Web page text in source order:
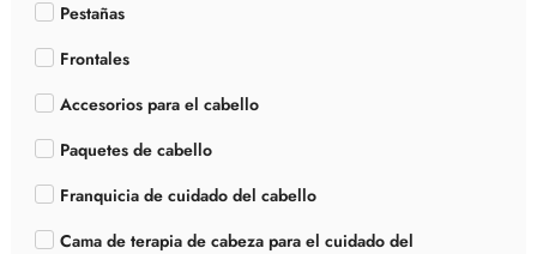
Pestañas
Frontales
Accesorios para el cabello
Paquetes de cabello
Franquicia de cuidado del cabello
Cama de terapia de cabeza para el cuidado del